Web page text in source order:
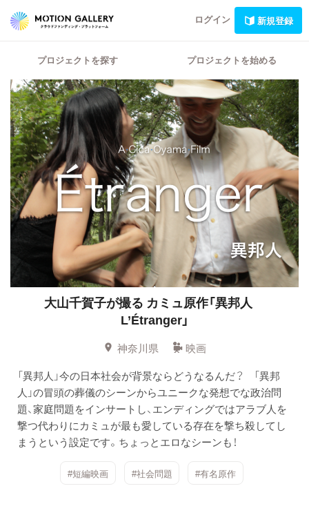
ログイン 新規登録
プロジェクトを探す プロジェクトを始める
大山千賀子が撮る カミュ原作「異邦人
L’Étranger」
神奈川県
映画
「異邦人」今の日本社会が背景ならどうなるんだ？ 「異邦
人」の冒頭の葬儀のシーンからユニークな発想でな政治問
題、家庭問題をインサートし、エンディングではアラブ人を
撃つ代わりにカミュが最も愛している存在を撃ち殺してし
まうという設定です。ちょっとエロなシーンも！
#短編映画 #社会問題 #有名原作